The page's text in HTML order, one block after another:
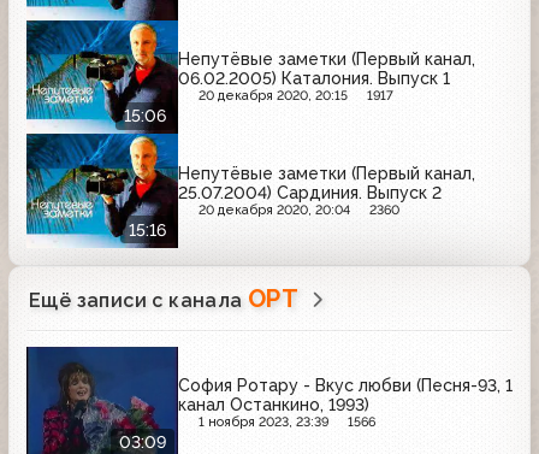
15:06
Непутёвые заметки (Первый канал,
06.02.2005) Каталония. Выпуск 1
20 декабря 2020, 20:15 1917
15:16
Непутёвые заметки (Первый канал,
25.07.2004) Сардиния. Выпуск 2
20 декабря 2020, 20:04 2360
Ещё записи с канала ОРТ
03:09
София Ротару - Вкус любви (Песня-93, 1
канал Останкино, 1993)
1 ноября 2023, 23:39 1566